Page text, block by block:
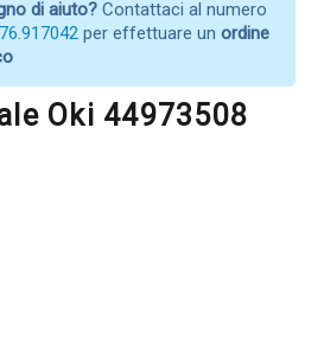
di aiuto? Contattaci al numero
per effettuare un ordine
Oki 44973508